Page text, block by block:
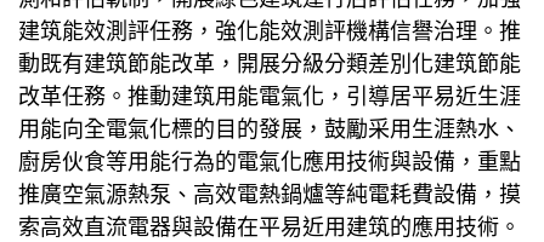
建筑能效測評任務，強化能效測評機構信譽治理。推
動既有建筑節能改革，開展分級分類差別化建筑節能
改革任務。推動建筑用能電氣化，引導居平易近生涯
用能向全電氣化標的目的發展，鼓勵采用生涯熱水、
廚房伙食等用能行為的電氣化應用技術與設備，重點
推廣空氣源熱泵、高效電熱鍋爐等純電耗費設備，摸
索高效直流電器與設備在平易近用建筑的應用技術。